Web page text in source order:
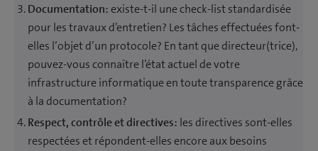
Documentation:existe-t-il une check-list standardisée
pour les travaux d’entretien? Les tâches effectuées font-
elles l’objet d’un protocole? En tant que directeur(trice),
pouvez-vous connaître l’état actuel de votre
infrastructure informatique en toute transparence grâce
à la documentation?
Respect, contrôle et directives: les directives sont-elles
respectées et répondent-elles encore aux besoins